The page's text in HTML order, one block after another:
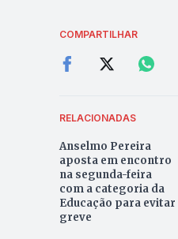
COMPARTILHAR
RELACIONADAS
Anselmo Pereira
aposta em encontro
na segunda-feira
com a categoria da
Educação para evitar
greve